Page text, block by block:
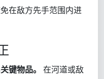
在敌方先手范围内进
键物品。 在河道或敌